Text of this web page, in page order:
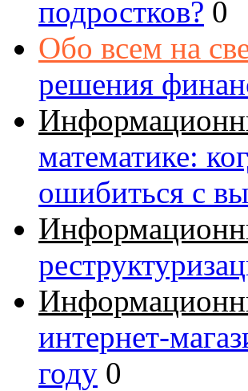
подростков? 0
Обо всем на
решения
математике:
ошибиться с
интернет-
году 0